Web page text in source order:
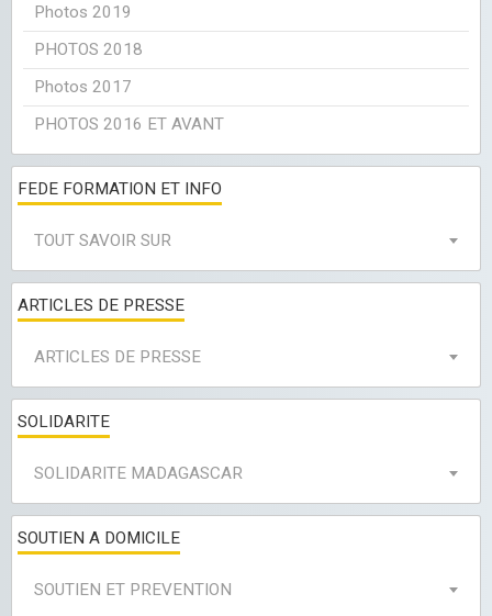
Photos 2019
PHOTOS 2018
Photos 2017
PHOTOS 2016 ET AVANT
FEDE FORMATION ET INFO
TOUT SAVOIR SUR
ARTICLES DE PRESSE
ARTICLES DE PRESSE
SOLIDARITE
SOLIDARITE MADAGASCAR
SOUTIEN A DOMICILE
SOUTIEN ET PREVENTION